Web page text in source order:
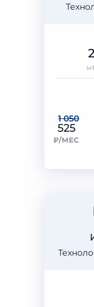
1 050
525
₽/МЕС